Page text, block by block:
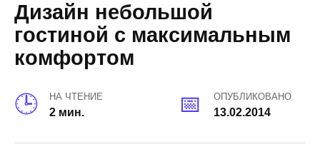
Дизайн небольшой
гостиной с максимальным
комфортом
НА ЧТЕНИЕ
2 мин.
ОПУБЛИКОВАНО
13.02.2014